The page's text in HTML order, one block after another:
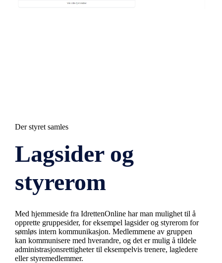
Der styret samles
Lagsider og
styrerom
Med hjemmeside fra IdrettenOnline har man mulighet til å
opprette gruppesider, for eksempel lagsider og styrerom for
sømløs intern kommunikasjon. Medlemmene av gruppen
kan kommunisere med hverandre, og det er mulig å tildele
administrasjonsrettigheter til eksempelvis trenere, lagledere
eller styremedlemmer.